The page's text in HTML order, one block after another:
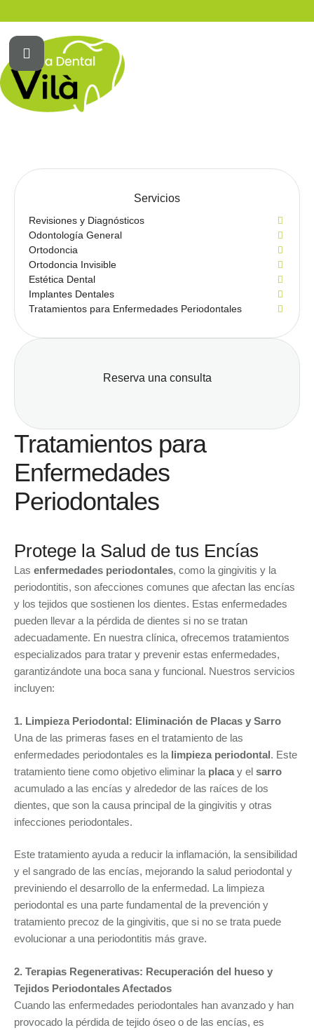
Servicios
Revisiones y Diagnósticos
Odontología General
Ortodoncia
Ortodoncia Invisible
Estética Dental
Implantes Dentales
Tratamientos para Enfermedades Periodontales
Reserva una consulta
Tratamientos para
Enfermedades
Periodontales
Protege la Salud de tus Encías
Las enfermedades periodontales, como la gingivitis y la
periodontitis, son afecciones comunes que afectan las encías
y los tejidos que sostienen los dientes. Estas enfermedades
pueden llevar a la pérdida de dientes si no se tratan
adecuadamente. En nuestra clínica, ofrecemos tratamientos
especializados para tratar y prevenir estas enfermedades,
garantizándote una boca sana y funcional. Nuestros servicios
incluyen:
1. Limpieza Periodontal: Eliminación de Placas y Sarro
Una de las primeras fases en el tratamiento de las
enfermedades periodontales es la limpieza periodontal. Este
tratamiento tiene como objetivo eliminar la placa y el sarro
acumulado a las encías y alrededor de las raíces de los
dientes, que son la causa principal de la gingivitis y otras
infecciones periodontales.
Este tratamiento ayuda a reducir la inflamación, la sensibilidad
y el sangrado de las encías, mejorando la salud periodontal y
previniendo el desarrollo de la enfermedad. La limpieza
periodontal es una parte fundamental de la prevención y
tratamiento precoz de la gingivitis, que si no se trata puede
evolucionar a una periodontitis más grave.
2. Terapias Regenerativas: Recuperación del hueso y
Tejidos Periodontales Afectados
Cuando las enfermedades periodontales han avanzado y han
provocado la pérdida de tejido óseo o de las encías, es